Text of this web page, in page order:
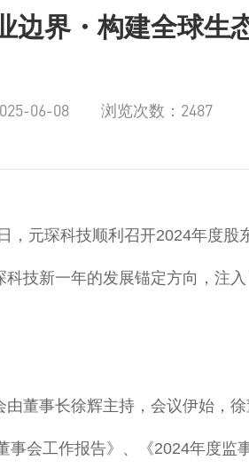
边界・构建全球生
06-08 浏览次数：2487
，元琛科技顺利召开2024年度
技新一年的发展锚定方向，注入
由董事长徐辉主持，会议伊始，
事会工作报告》、《2024年度